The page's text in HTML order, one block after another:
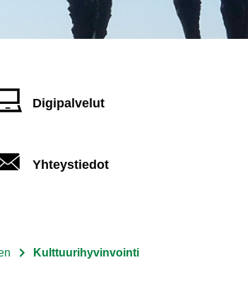
Digipalvelut
Yhteystiedot
Kulttuurihyvinvointi